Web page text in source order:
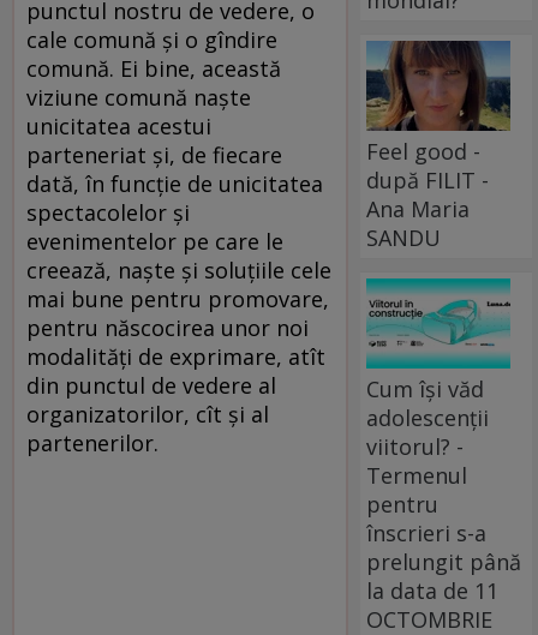
punctul nostru de vedere, o
cale comună şi o gîndire
comună. Ei bine, această
viziune comună naşte
unicitatea acestui
parteneriat şi, de fiecare
dată, în funcţie de unicitatea
spectacolelor şi
evenimentelor pe care le
creează, naşte şi soluţiile cele
mai bune pentru promovare,
pentru născocirea unor noi
modalităţi de exprimare, atît
din punctul de vedere al
organizatorilor, cît şi al
partenerilor.
Feel good -
după FILIT -
Ana Maria
SANDU
Cum își văd
adolescenții
viitorul? -
Termenul
pentru
înscrieri s-a
prelungit până
la data de 11
OCTOMBRIE